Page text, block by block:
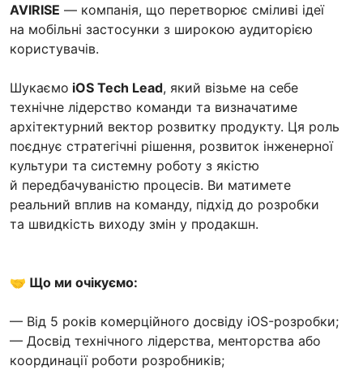
AVIRISE — компанія, що перетворює сміливі ідеї
на мобільні застосунки з широкою аудиторією
користувачів.
Шукаємо iOS Tech Lead, який візьме на себе
технічне лідерство команди та визначатиме
архітектурний вектор розвитку продукту. Ця роль
поєднує стратегічні рішення, розвиток інженерної
культури та системну роботу з якістю
й передбачуваністю процесів. Ви матимете
реальний вплив на команду, підхід до розробки
та швидкість виходу змін у продакшн.
🤝 Що ми очікуємо:
— Від 5 років комерційного досвіду iOS-розробки;
— Досвід технічного лідерства, менторства або
координації роботи розробників;